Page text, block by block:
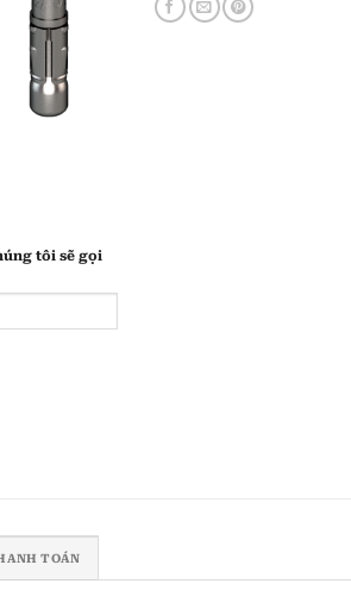
tôi sẽ gọi
TOÁN